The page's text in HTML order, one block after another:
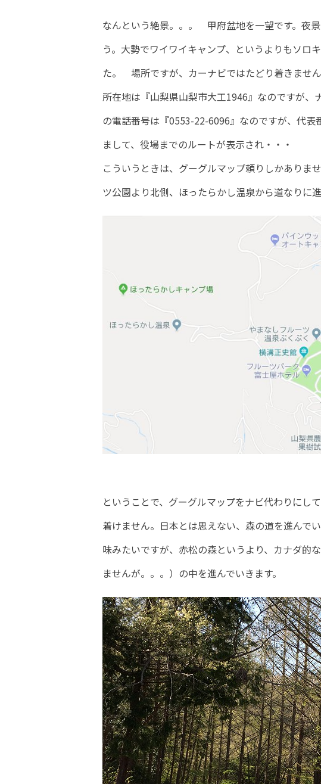
なんという絶景。。。 甲府盆地を一望です。夜
う。大勢でワイワイキャンプ、というよりもソロ
た。 場所ですが、カーナビではたどり着きませ
所在地は『山梨県山梨市大工1946』なのですが、
の電話番号は『0553-22-6096』なのですが、代
まして、役場までのルートが表示され・・・
こういうときは、グーグルマップ頼りしかありま
ツ公園より北側、ほったらかし温泉から道なりに進
ということで、グーグルマップをナビ代わりにし
着けません。日本とは思えない、森の道を進んで
味みたいですが、赤松の森というより、カナダ的
ませんが。。。）の中を進んでいきます。